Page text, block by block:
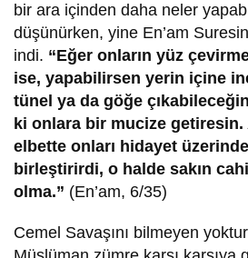
bir ara içinden daha neler
düşünürken, yine En’am
indi. “Eğer onların yüz
ise, yapabilirsen yerin içine
tünel ya da göğe
ki onlara bir mucize
elbette onları hidayet
birleştirirdi, o halde sakın
olma.” (En’am, 6/35)
Cemel Savaşını bilmeyen